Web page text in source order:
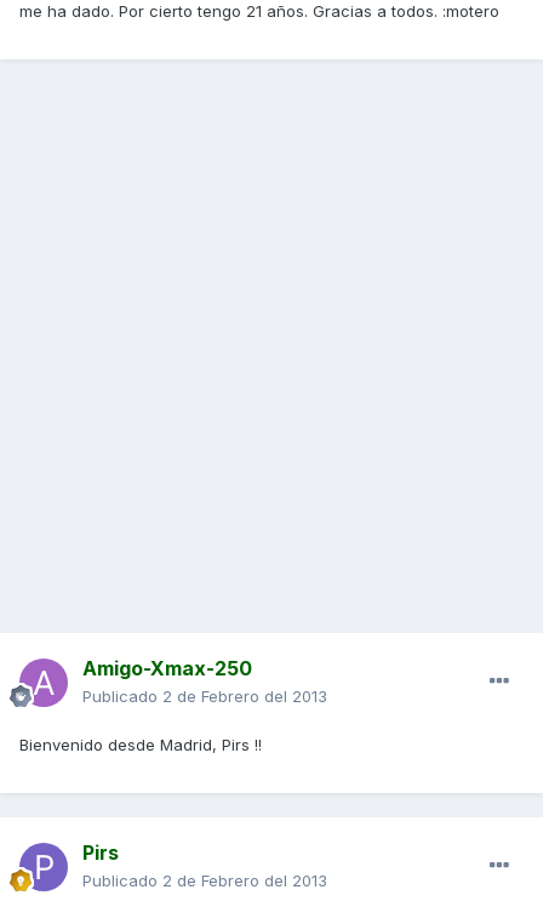
me ha dado. Por cierto tengo 21 años. Gracias a todos. :motero
Amigo-Xmax-250
Publicado 2 de Febrero del 2013
Bienvenido desde Madrid, Pirs !!
Pirs
Publicado 2 de Febrero del 2013